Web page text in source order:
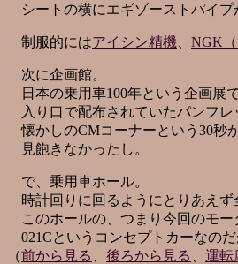
シートの横にエギゾーストパイプ
制服的にはアイシン精機 NGK（
次に企画館。
日本の乗用車100年という企画展
入り口で配布されていたパンフレ
懐かしのCMコーナーという30秒
見飽きなかったし。
で、乗用車ホール。
時計回りに回るようにとりあえず
このホールの、つまり今回のモー
021Cというコンセプトカーなのだ
（前から見る 後ろから見る 運転